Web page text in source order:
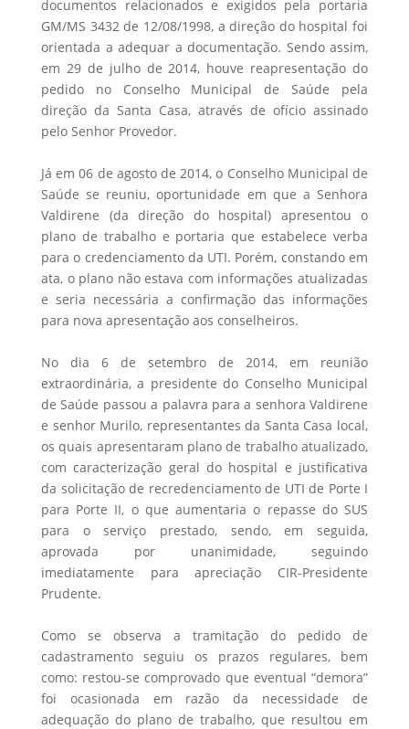
documentos relacionados e exigidos pela portaria
GM/MS 3432 de 12/08/1998, a direção do hospital foi
orientada a adequar a documentação. Sendo assim,
em 29 de julho de 2014, houve reapresentação do
pedido no Conselho Municipal de Saúde pela
direção da Santa Casa, através de ofício assinado
pelo Senhor Provedor.
Já em 06 de agosto de 2014, o Conselho Municipal de
Saúde se reuniu, oportunidade em que a Senhora
Valdirene (da direção do hospital) apresentou o
plano de trabalho e portaria que estabelece verba
para o credenciamento da UTI. Porém, constando em
ata, o plano não estava com informações atualizadas
e seria necessária a confirmação das informações
para nova apresentação aos conselheiros.
No dia 6 de setembro de 2014, em reunião
extraordinária, a presidente do Conselho Municipal
de Saúde passou a palavra para a senhora Valdirene
e senhor Murilo, representantes da Santa Casa local,
os quais apresentaram plano de trabalho atualizado,
com caracterização geral do hospital e justificativa
da solicitação de recredenciamento de UTI de Porte I
para Porte II, o que aumentaria o repasse do SUS
para o serviço prestado, sendo, em seguida,
aprovada por unanimidade, seguindo
imediatamente para apreciação CIR-Presidente
Prudente.
Como se observa a tramitação do pedido de
cadastramento seguiu os prazos regulares, bem
como: restou-se comprovado que eventual “demora”
foi ocasionada em razão da necessidade de
adequação do plano de trabalho, que resultou em